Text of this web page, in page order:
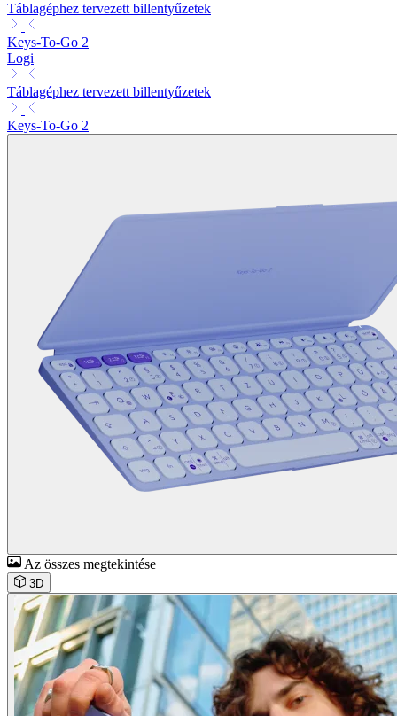
Táblagéphez tervezett billentyűzetek
Keys-To-Go 2
Logi
Táblagéphez tervezett billentyűzetek
Keys-To-Go 2
Az összes megtekintése
3D